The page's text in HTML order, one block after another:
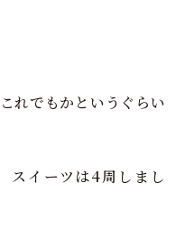
れでもかというぐらい
スイーツは4周しまし